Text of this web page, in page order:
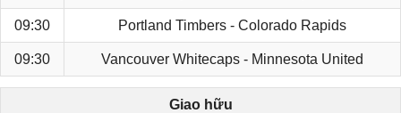
09:30 Portland Timbers - Colorado Rapids
09:30 Vancouver Whitecaps - Minnesota United
Giao hữu